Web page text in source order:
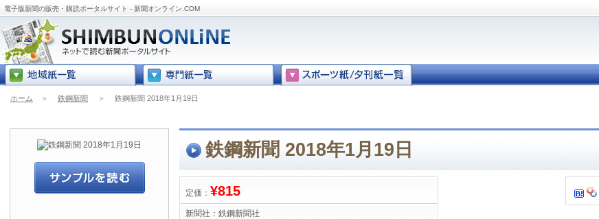
電子版新聞の販売・購読ポータルサイト - 新聞オンライン.COM
ホーム ＞ 鉄鋼新聞 ＞ 鉄鋼新聞 2018年1月19日
鉄鋼新聞 2018年1月19日
定価： ¥815
新聞社： 鉄鋼新聞社